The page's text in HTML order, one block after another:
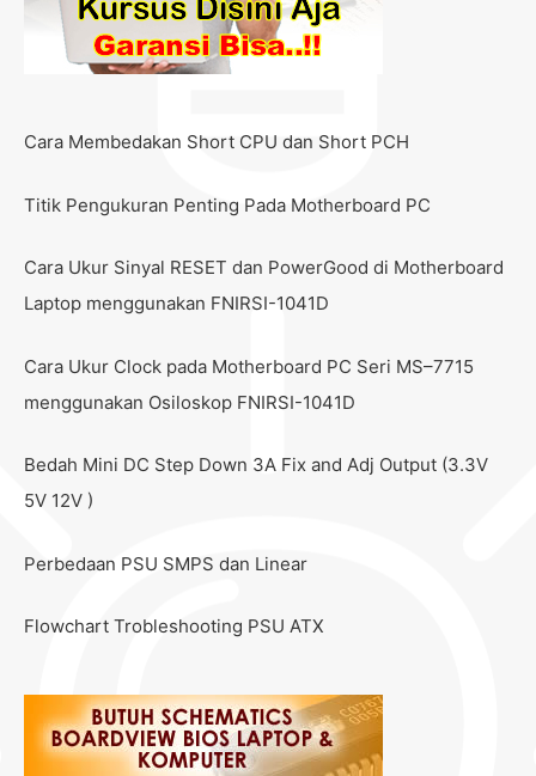
Cara Membedakan Short CPU dan Short PCH
Titik Pengukuran Penting Pada Motherboard PC
Cara Ukur Sinyal RESET dan PowerGood di Motherboard
Laptop menggunakan FNIRSI-1041D
Cara Ukur Clock pada Motherboard PC Seri MS–7715
menggunakan Osiloskop FNIRSI-1041D
Bedah Mini DC Step Down 3A Fix and Adj Output (3.3V
5V 12V )
Perbedaan PSU SMPS dan Linear
Flowchart Trobleshooting PSU ATX